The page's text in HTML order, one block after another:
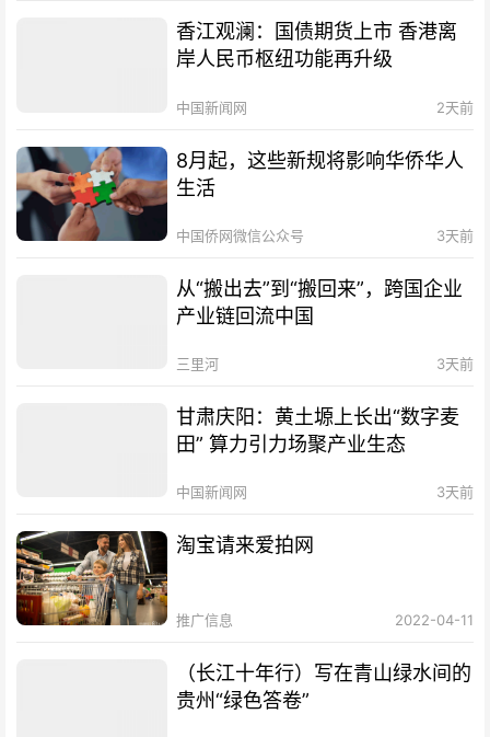
香江观澜：国债期货上市 香港离
岸人民币枢纽功能再升级
中国新闻网 2天前
8月起，这些新规将影响华侨华人
生活
中国侨网微信公众号 3天前
从“搬出去”到“搬回来”，跨国企业
产业链回流中国
三里河 3天前
甘肃庆阳：黄土塬上长出“数字麦
田” 算力引力场聚产业生态
中国新闻网 3天前
淘宝请来爱拍网
推广信息 2022-04-11
（长江十年行）写在青山绿水间的
贵州“绿色答卷”